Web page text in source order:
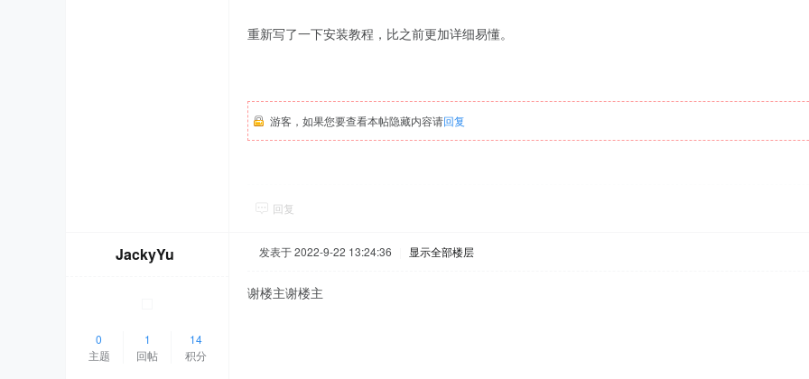
重新写了一下安装教程，比之前更加详细易懂。
游客，如果您要查看本帖隐藏内容请回复
回复
JackyYu
0
主题
1
回帖
14
积分
发表于 2022-9-22 13:24:36 显示全部楼层
谢楼主谢楼主